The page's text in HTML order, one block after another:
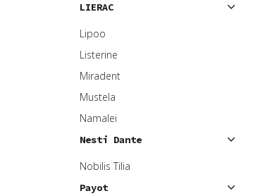
LIERAC
Lipoo
Listerine
Miradent
Mustela
Namalei
Nesti Dante
Nobilis Tilia
Payot